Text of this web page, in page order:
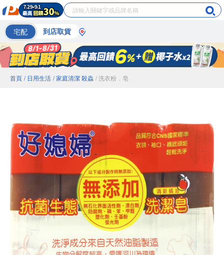
宅配 到店取貨
首頁 / 日用生活 / 家庭清潔 殺蟲 / 洗衣粉．皂